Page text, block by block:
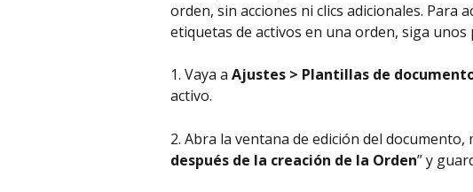
orden, sin acciones ni clics adicionales. Para
etiquetas de activos en una orden, siga unos
1. Vaya a Ajustes > Plantillas de
activo.
2. Abra la ventana de edición del documento,
después de la creación de la Orden” y